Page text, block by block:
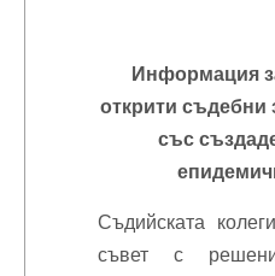
Информация
открити съдебни
със
Съдийската
съвет с